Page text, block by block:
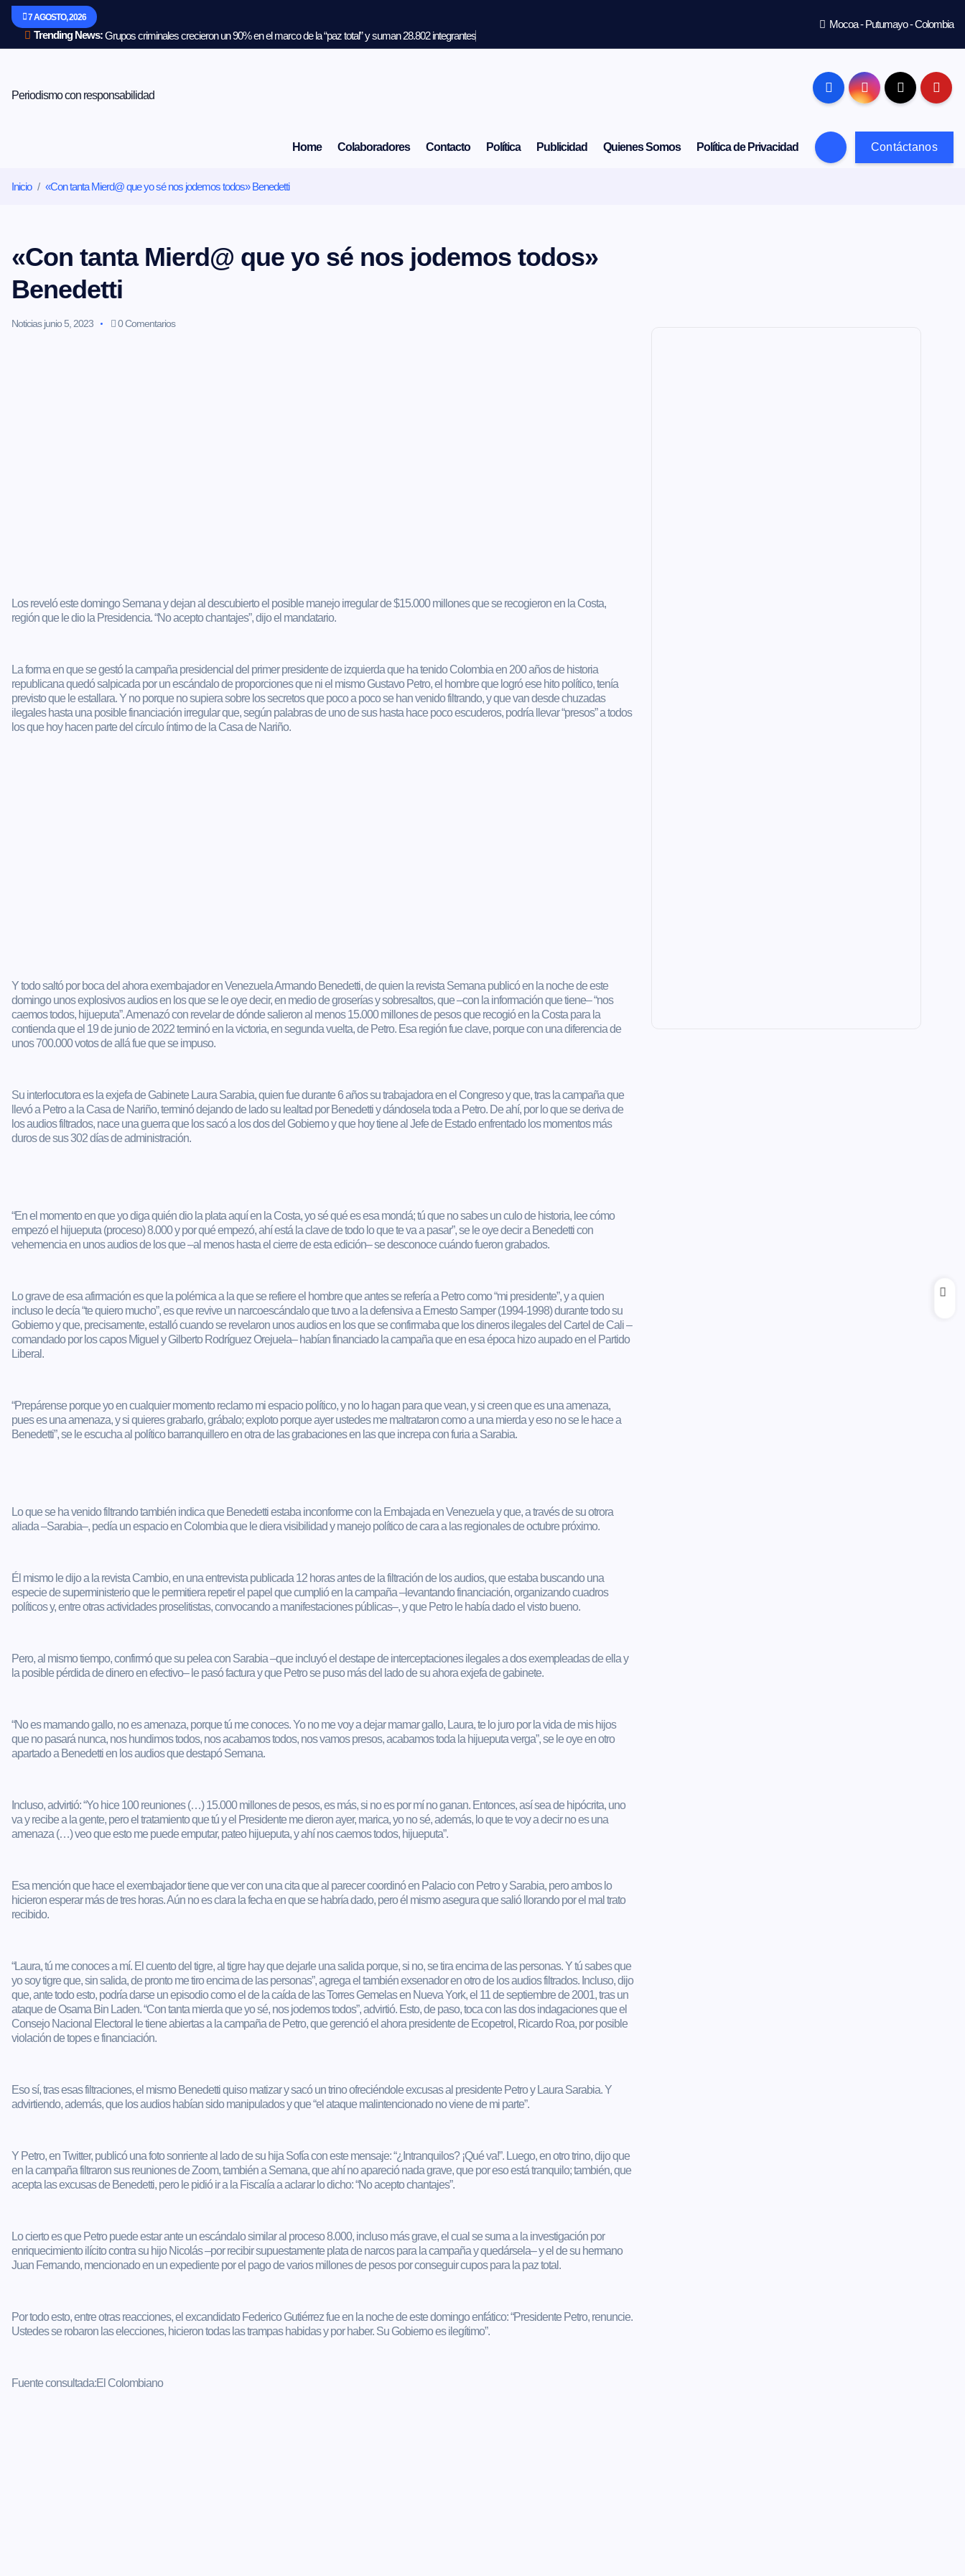
t
7 AGOSTO, 2026
Trending News:Grupos criminales crecieron un 90% en el marco de la “paz total” y suman 28.802 integrantes
Mocoa - Putumayo - Colombia
Periodismo con responsabilidad
Home Colaboradores Contacto Política Publicidad Quienes Somos Política de Privacidad Contáctanos
Inicio «Con tanta Mierd@ que yo sé nos jodemos todos» Benedetti
«Con tanta Mierd@ que yo sé nos jodemos todos»
Benedetti
Noticias junio 5, 2023 0 Comentarios
Los reveló este domingo Semana y dejan al descubierto el posible manejo irregular de $15.000 millones que se recogieron en la Costa,
región que le dio la Presidencia. “No acepto chantajes”, dijo el mandatario.
La forma en que se gestó la campaña presidencial del primer presidente de izquierda que ha tenido Colombia en 200 años de historia
republicana quedó salpicada por un escándalo de proporciones que ni el mismo Gustavo Petro, el hombre que logró ese hito político, tenía
previsto que le estallara. Y no porque no supiera sobre los secretos que poco a poco se han venido filtrando, y que van desde chuzadas
ilegales hasta una posible financiación irregular que, según palabras de uno de sus hasta hace poco escuderos, podría llevar “presos” a todos
los que hoy hacen parte del círculo íntimo de la Casa de Nariño.
Y todo saltó por boca del ahora exembajador en Venezuela Armando Benedetti, de quien la revista Semana publicó en la noche de este
domingo unos explosivos audios en los que se le oye decir, en medio de groserías y sobresaltos, que –con la información que tiene– “nos
caemos todos, hijueputa”. Amenazó con revelar de dónde salieron al menos 15.000 millones de pesos que recogió en la Costa para la
contienda que el 19 de junio de 2022 terminó en la victoria, en segunda vuelta, de Petro. Esa región fue clave, porque con una diferencia de
unos 700.000 votos de allá fue que se impuso.
Su interlocutora es la exjefa de Gabinete Laura Sarabia, quien fue durante 6 años su trabajadora en el Congreso y que, tras la campaña que
llevó a Petro a la Casa de Nariño, terminó dejando de lado su lealtad por Benedetti y dándosela toda a Petro. De ahí, por lo que se deriva de
los audios filtrados, nace una guerra que los sacó a los dos del Gobierno y que hoy tiene al Jefe de Estado enfrentado los momentos más
duros de sus 302 días de administración.
“En el momento en que yo diga quién dio la plata aquí en la Costa, yo sé qué es esa mondá; tú que no sabes un culo de historia, lee cómo
empezó el hijueputa (proceso) 8.000 y por qué empezó, ahí está la clave de todo lo que te va a pasar”, se le oye decir a Benedetti con
vehemencia en unos audios de los que –al menos hasta el cierre de esta edición– se desconoce cuándo fueron grabados.
Lo grave de esa afirmación es que la polémica a la que se refiere el hombre que antes se refería a Petro como “mi presidente”, y a quien
incluso le decía “te quiero mucho”, es que revive un narcoescándalo que tuvo a la defensiva a Ernesto Samper (1994-1998) durante todo su
Gobierno y que, precisamente, estalló cuando se revelaron unos audios en los que se confirmaba que los dineros ilegales del Cartel de Cali –
comandado por los capos Miguel y Gilberto Rodríguez Orejuela– habían financiado la campaña que en esa época hizo aupado en el Partido
Liberal.
“Prepárense porque yo en cualquier momento reclamo mi espacio político, y no lo hagan para que vean, y si creen que es una amenaza,
pues es una amenaza, y si quieres grabarlo, grábalo; exploto porque ayer ustedes me maltrataron como a una mierda y eso no se le hace a
Benedetti”, se le escucha al político barranquillero en otra de las grabaciones en las que increpa con furia a Sarabia.
Lo que se ha venido filtrando también indica que Benedetti estaba inconforme con la Embajada en Venezuela y que, a través de su otrora
aliada –Sarabia–, pedía un espacio en Colombia que le diera visibilidad y manejo político de cara a las regionales de octubre próximo.
Él mismo le dijo a la revista Cambio, en una entrevista publicada 12 horas antes de la filtración de los audios, que estaba buscando una
especie de superministerio que le permitiera repetir el papel que cumplió en la campaña –levantando financiación, organizando cuadros
políticos y, entre otras actividades proselitistas, convocando a manifestaciones públicas–, y que Petro le había dado el visto bueno.
Pero, al mismo tiempo, confirmó que su pelea con Sarabia –que incluyó el destape de interceptaciones ilegales a dos exempleadas de ella y
la posible pérdida de dinero en efectivo– le pasó factura y que Petro se puso más del lado de su ahora exjefa de gabinete.
“No es mamando gallo, no es amenaza, porque tú me conoces. Yo no me voy a dejar mamar gallo, Laura, te lo juro por la vida de mis hijos
que no pasará nunca, nos hundimos todos, nos acabamos todos, nos vamos presos, acabamos toda la hijueputa verga”, se le oye en otro
apartado a Benedetti en los audios que destapó Semana.
Incluso, advirtió: “Yo hice 100 reuniones (…) 15.000 millones de pesos, es más, si no es por mí no ganan. Entonces, así sea de hipócrita, uno
va y recibe a la gente, pero el tratamiento que tú y el Presidente me dieron ayer, marica, yo no sé, además, lo que te voy a decir no es una
amenaza (…) veo que esto me puede emputar, pateo hijueputa, y ahí nos caemos todos, hijueputa”.
Esa mención que hace el exembajador tiene que ver con una cita que al parecer coordinó en Palacio con Petro y Sarabia, pero ambos lo
hicieron esperar más de tres horas. Aún no es clara la fecha en que se habría dado, pero él mismo asegura que salió llorando por el mal trato
recibido.
“Laura, tú me conoces a mí. El cuento del tigre, al tigre hay que dejarle una salida porque, si no, se tira encima de las personas. Y tú sabes que
yo soy tigre que, sin salida, de pronto me tiro encima de las personas”, agrega el también exsenador en otro de los audios filtrados. Incluso, dijo
que, ante todo esto, podría darse un episodio como el de la caída de las Torres Gemelas en Nueva York, el 11 de septiembre de 2001, tras un
ataque de Osama Bin Laden. “Con tanta mierda que yo sé, nos jodemos todos”, advirtió. Esto, de paso, toca con las dos indagaciones que el
Consejo Nacional Electoral le tiene abiertas a la campaña de Petro, que gerenció el ahora presidente de Ecopetrol, Ricardo Roa, por posible
violación de topes e financiación.
Eso sí, tras esas filtraciones, el mismo Benedetti quiso matizar y sacó un trino ofreciéndole excusas al presidente Petro y Laura Sarabia. Y
advirtiendo, además, que los audios habían sido manipulados y que “el ataque malintencionado no viene de mi parte”.
Y Petro, en Twitter, publicó una foto sonriente al lado de su hija Sofía con este mensaje: “¿Intranquilos? ¡Qué va!”. Luego, en otro trino, dijo que
en la campaña filtraron sus reuniones de Zoom, también a Semana, que ahí no apareció nada grave, que por eso está tranquilo; también, que
acepta las excusas de Benedetti, pero le pidió ir a la Fiscalía a aclarar lo dicho: “No acepto chantajes”.
Lo cierto es que Petro puede estar ante un escándalo similar al proceso 8.000, incluso más grave, el cual se suma a la investigación por
enriquecimiento ilícito contra su hijo Nicolás –por recibir supuestamente plata de narcos para la campaña y quedársela– y el de su hermano
Juan Fernando, mencionado en un expediente por el pago de varios millones de pesos por conseguir cupos para la paz total.
Por todo esto, entre otras reacciones, el excandidato Federico Gutiérrez fue en la noche de este domingo enfático: “Presidente Petro, renuncie.
Ustedes se robaron las elecciones, hicieron todas las trampas habidas y por haber. Su Gobierno es ilegítimo”.
Fuente consultada:El Colombiano